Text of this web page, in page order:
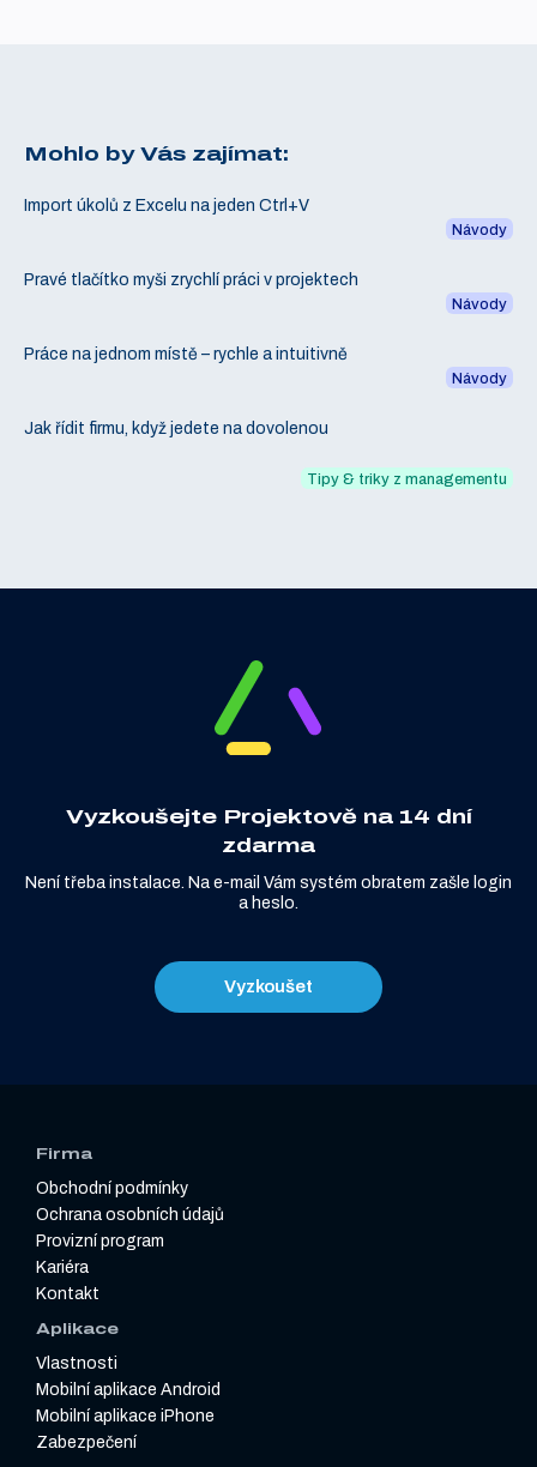
Mohlo by Vás zajímat:
Import úkolů z Excelu na jeden Ctrl+V
Návody
Pravé tlačítko myši zrychlí práci v projektech
Návody
Práce na jednom místě – rychle a intuitivně
Návody
Jak řídit firmu, když jedete na dovolenou
Tipy & triky z managementu
Vyzkoušejte Projektově na 14 dní
zdarma
Není třeba instalace. Na e-mail Vám systém obratem zašle login
a heslo.
Vyzkoušet
Firma
Obchodní podmínky
Ochrana osobních údajů
Provizní program
Kariéra
Kontakt
Aplikace
Vlastnosti
Mobilní aplikace Android
Mobilní aplikace iPhone
Zabezpečení